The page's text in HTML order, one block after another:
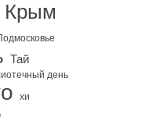
Крым
Подмосковье
Тай
день
хи